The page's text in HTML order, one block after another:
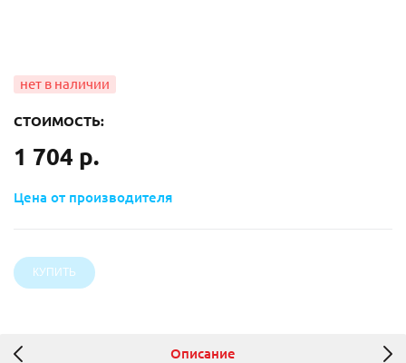
СТОИМОСТЬ:
1 704 р.
Цена от производителя
Описание